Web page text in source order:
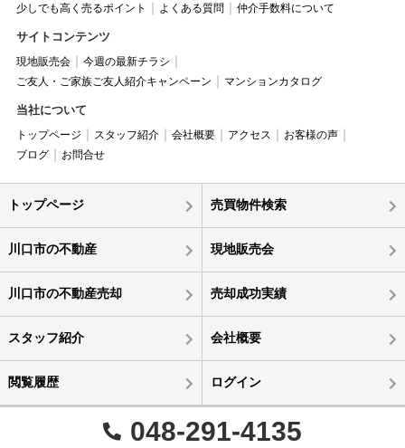
少しでも高く売るポイント
よくある質問 仲介手数料について
サイトコンテンツ
現地販売会
今週の最新チラシ
ご友人・ご家族ご友人紹介キャンペーン
マンションカタログ
当社について
トップページ スタッフ紹介 会社概要 アクセス
お客様の声
ブログ
お問合せ
トップページ 売買物件検索
川口市の不動産 現地販売会
川口市の不動産売却 売却成功実績
スタッフ紹介 会社概要
閲覧履歴 ログイン
048-291-4135